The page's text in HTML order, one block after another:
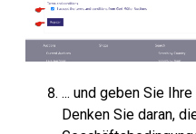
... und geben Sie
Denken Sie daran,